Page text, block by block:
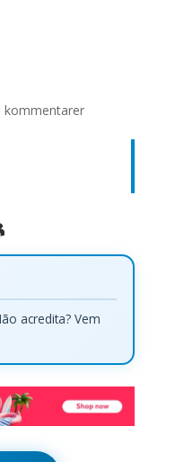
kommentarer
acredita? Vem